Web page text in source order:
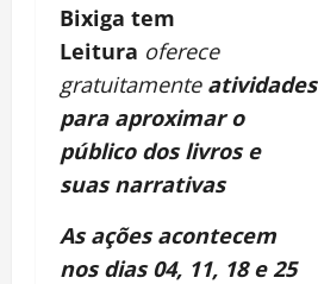
Bixiga tem
Leitura oferece
gratuitamente atividades
para aproximar o
público dos livros e
suas narrativas
As ações acontecem
nos dias 04, 11, 18 e 25